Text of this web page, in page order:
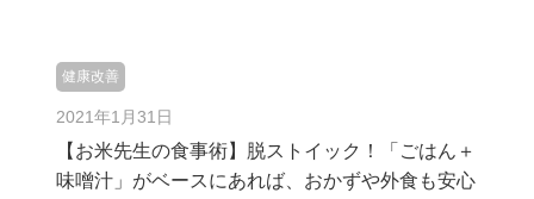
健康改善
2021年1月31日
【お米先生の食事術】脱ストイック！「ごはん＋
味噌汁」がベースにあれば、おかずや外食も安心